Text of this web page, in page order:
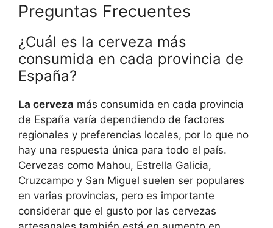
Preguntas Frecuentes
¿Cuál es la cerveza más
consumida en cada provincia de
España?
La cerveza más consumida en cada provincia
de España varía dependiendo de factores
regionales y preferencias locales, por lo que no
hay una respuesta única para todo el país.
Cervezas como Mahou, Estrella Galicia,
Cruzcampo y San Miguel suelen ser populares
en varias provincias, pero es importante
considerar que el gusto por las cervezas